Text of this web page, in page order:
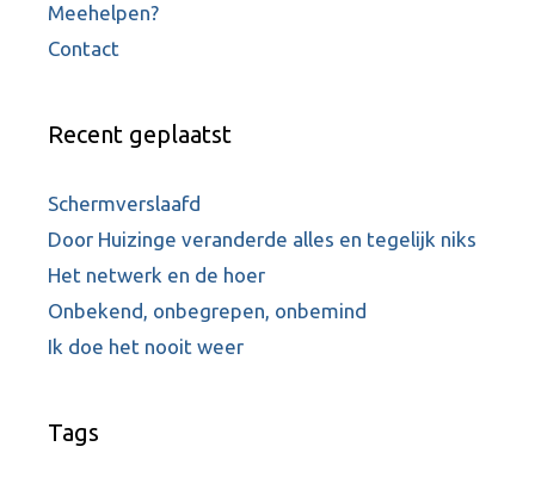
Meehelpen?
Contact
Recent geplaatst
Schermverslaafd
Door Huizinge veranderde alles en tegelijk niks
Het netwerk en de hoer
Onbekend, onbegrepen, onbemind
Ik doe het nooit weer
Tags